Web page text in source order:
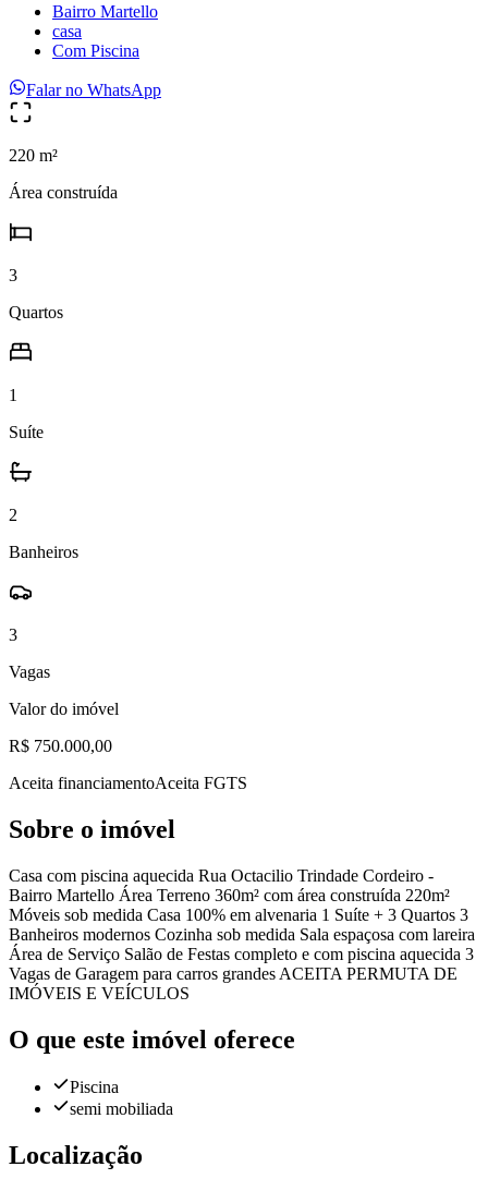
Bairro Martello
casa
Com Piscina
Falar no WhatsApp
220 m²
Área construída
3
Quartos
1
Suíte
2
Banheiros
3
Vagas
Valor do imóvel
R$ 750.000,00
Aceita financiamentoAceita FGTS
Sobre o imóvel
Casa com piscina aquecida Rua Octacilio Trindade Cordeiro -
Bairro Martello Área Terreno 360m² com área construída 220m²
Móveis sob medida Casa 100% em alvenaria 1 Suíte + 3 Quartos 3
Banheiros modernos Cozinha sob medida Sala espaçosa com lareira
Área de Serviço Salão de Festas completo e com piscina aquecida 3
Vagas de Garagem para carros grandes ACEITA PERMUTA DE
IMÓVEIS E VEÍCULOS
O que este imóvel oferece
Piscina
semi mobiliada
Localização